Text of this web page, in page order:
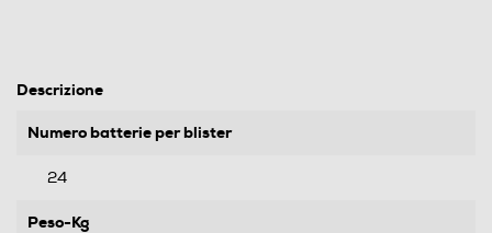
Descrizione
Numero batterie per blister
24
Peso-Kg